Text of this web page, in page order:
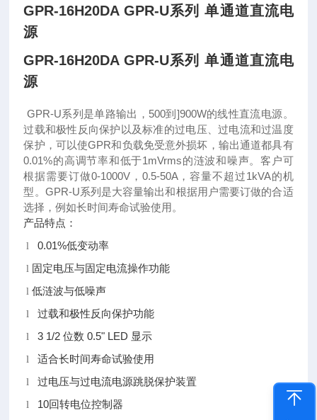
GPR-16H20DA GPR-U系列 单通道直流电
源
GPR-16H20DA GPR-U系列 单通道直流电
源
GPR-U系列是单路输出，500到]900W的线性直流电源。
过载和极性反向保护以及标准的过电压、过电流和过温度
保护，可以使GPR和负载免受意外损坏，输出通道都具有
0.01%的高调节率和低于1mVrms的涟波和噪声。客户可
根据需要订做0-1000V，0.5-50A，容量不超过1kVA的机
型。GPR-U系列是大容量输出和根据用户需要订做的合适
选择，例如长时间寿命试验使用。
产品特点：
l 0.01%低变动率
l 固定电压与固定电流操作功能
l 低涟波与低噪声
l 过载和极性反向保护功能
l 3 1/2 位数 0.5" LED 显示
l 适合长时间寿命试验使用
l 过电压与过电流电源跳脱保护装置
l
10回转电位控制器